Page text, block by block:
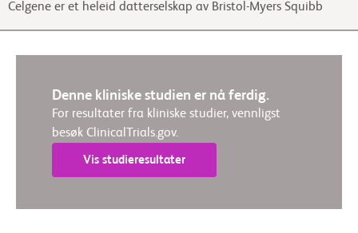
Celgene er et heleid datterselskap av Bristol-Myers Squibb
Denne kliniske studien er nå ferdig.
For resultater fra kliniske studier, vennligst
besøk ClinicalTrials.gov.
Vis studieresultater